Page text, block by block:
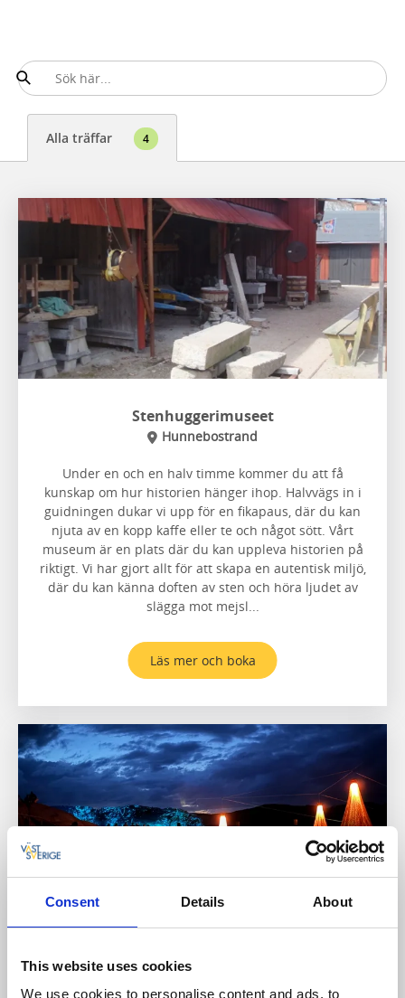
Consent Details About
This website uses cookies
We use cookies to personalise content and ads, to
Alla träffar 4
Stenhuggerimuseet
Hunnebostrand
Under en och en halv timme kommer du att få
kunskap om hur historien hänger ihop. Halvvägs in i
guidningen dukar vi upp för en fikapaus, där du kan
njuta av en kopp kaffe eller te och något sött. Vårt
museum är en plats där du kan uppleva historien på
riktigt. Vi har gjort allt för att skapa en autentisk miljö,
där du kan känna doften av sten och höra ljudet av
slägga mot mejsl...
Läs mer och boka
Smögen